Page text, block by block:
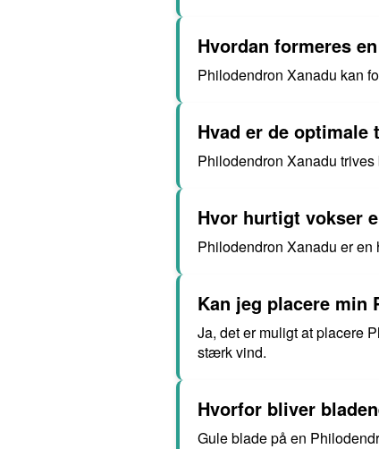
Hvordan formeres
Philodendron Xanadu kan
Hvad er de
Philodendron Xanadu
Hvor hurtigt vokser
Philodendron Xanadu er en
Kan jeg placere min
Ja, det er muligt at placere
stærk vind.
Hvorfor bliver
Gule blade på en